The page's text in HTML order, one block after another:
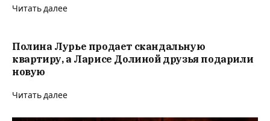
Читать далее
Полина Лурье продает скандальную
квартиру, а Ларисе Долиной друзья подарили
новую
Читать далее